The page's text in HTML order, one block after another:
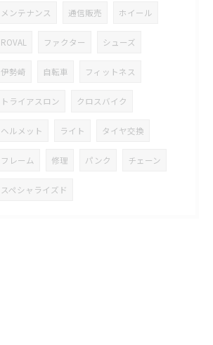
メンテナンス 通信販売 ホイール
ROVAL ファクター シューズ
伊勢崎 自転車 フィットネス
トライアスロン クロスバイク
ヘルメット ライト タイヤ交換
フレーム 修理 パンク チェーン
スペシャライズド